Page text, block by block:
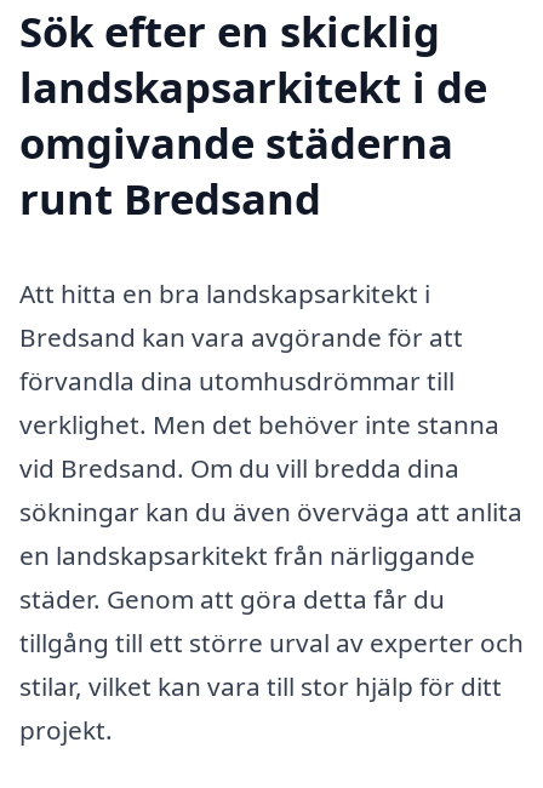
Sök efter en skicklig
landskapsarkitekt i de
omgivande städerna
runt Bredsand
Att hitta en bra landskapsarkitekt i
Bredsand kan vara avgörande för att
förvandla dina utomhusdrömmar till
verklighet. Men det behöver inte stanna
vid Bredsand. Om du vill bredda dina
sökningar kan du även överväga att anlita
en landskapsarkitekt från närliggande
städer. Genom att göra detta får du
tillgång till ett större urval av experter och
stilar, vilket kan vara till stor hjälp för ditt
projekt.